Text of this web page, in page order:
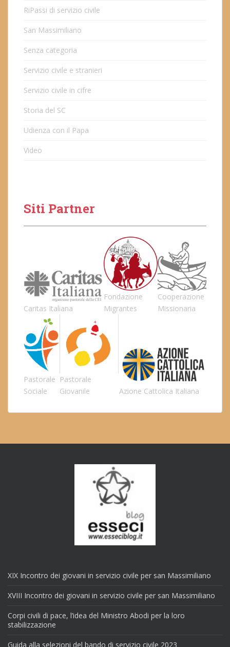
RiPassi di servizio civile
San Massimiliano
Senza categoria
Servizio civile e stranieri
Servizio civile in cifre
Storia del SC
Udienza con il Papa
Video
Siti Partner
Caritas Italiana
Fondazione
Migrantes
Cooperazione
Missionaria
Pastorale
Sociale
Pastorale
Giovanile
Azione Cattolica Italiana
XIX Incontro dei giovani in servizio civile per san Massimiliano
XVIII Incontro dei giovani in servizio civile per san Massimiliano
Corpi civili di pace, l’idea del Ministro Abodi per la loro
stabilizzazione
Guida alla selezioni del bando di servizio civile 2023